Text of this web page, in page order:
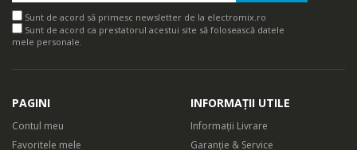
Sunt de acord să primesc newsletter de la electromix.ro
Sunt de acord ca prestatorul acestui site să folosească datele
mele personale.
PAGINI
Contul meu
Favoritele mele
INFORMAȚII UTILE
Informații Livrare
Garanție & Service